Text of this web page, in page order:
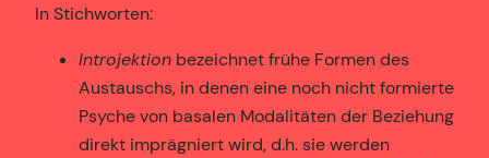
In Stichworten:
Introjektion bezeichnet frühe Formen des
Austauschs, in denen eine noch nicht formierte
Psyche von basalen Modalitäten der Beziehung
direkt imprägniert wird, d.h. sie werden